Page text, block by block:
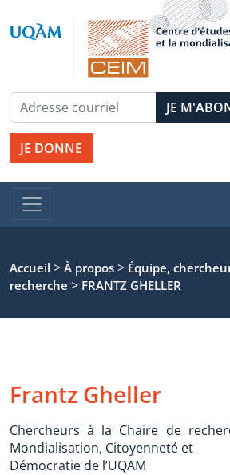
JE DONNE
Accueil > À propos > Équipe,
recherche > FRANTZ GHELLER
Frantz Gheller
Chercheurs à la Chaire de
Mondialisation, Citoyenneté et
Démocratie de l’UQAM